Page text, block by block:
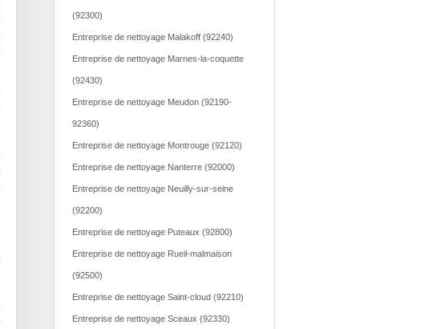
(92300)
Entreprise de nettoyage Malakoff (92240)
Entreprise de nettoyage Marnes-la-coquette
(92430)
Entreprise de nettoyage Meudon (92190-
92360)
Entreprise de nettoyage Montrouge (92120)
Entreprise de nettoyage Nanterre (92000)
Entreprise de nettoyage Neuilly-sur-seine
(92200)
Entreprise de nettoyage Puteaux (92800)
Entreprise de nettoyage Rueil-malmaison
(92500)
Entreprise de nettoyage Saint-cloud (92210)
Entreprise de nettoyage Sceaux (92330)